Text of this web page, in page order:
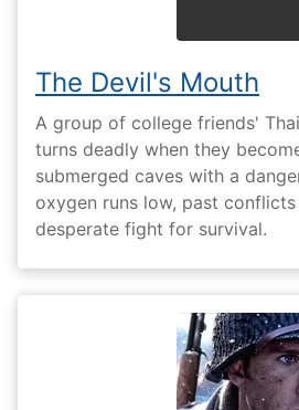
The Devil's Mouth
A group of college friends'
turns deadly when they
submerged caves with a
oxygen runs low, past
desperate fight for survival.